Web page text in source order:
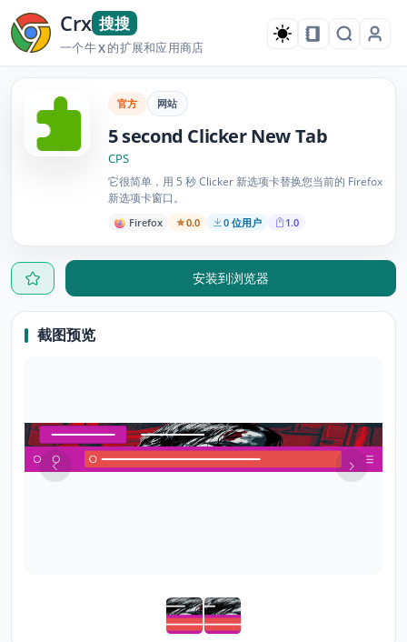
Crx 搜搜
一个牛X的扩展和应用商店
官方 网站
5 second Clicker New Tab
CPS
它很简单，用 5 秒 Clicker 新选项卡替换您当前的 Firefox
新选项卡窗口。
Firefox 0.0 0 位用户 1.0
安装到浏览器
截图预览